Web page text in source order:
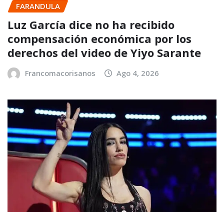
FARANDULA
Luz García dice no ha recibido
compensación económica por los
derechos del video de Yiyo Sarante
Francomacorisanos Ago 4, 2026